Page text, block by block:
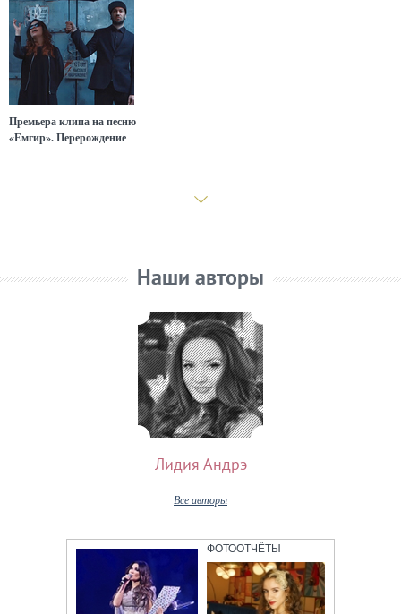
Премьера клипа на песню
«Емгир». Перерождение
Наши авторы
Лидия Андрэ
Все авторы
ФОТООТЧЁТЫ